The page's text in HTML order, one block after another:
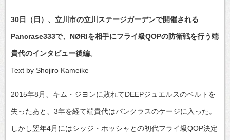
30日（日）、立川市の立川ステージガーデンで開催される
Pancrase333で、NØRIを相手にフライ級QOPの防衛戦を行う端
貴代のインタビュー後編。
Text by Shojiro Kameike
2015年8月、キム・ジヨンに敗れてDEEPジュエルスのベルトを
失ったあと、3年を経て端貴代はパンクラスのケージに入った。
しかし翌年4月にはシッジ・ホッシャとの初代フライ級QOP決定